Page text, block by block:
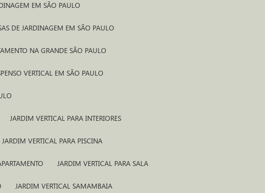
EM SÃO PAULO
DE JARDINAGEM EM SÃO PAULO
NA GRANDE SÃO PAULO
VERTICAL EM SÃO PAULO
JARDIM VERTICAL PARA INTERIORES
JARDIM VERTICAL PARA PISCINA
JARDIM VERTICAL PARA SALA
JARDIM VERTICAL SAMAMBAIA